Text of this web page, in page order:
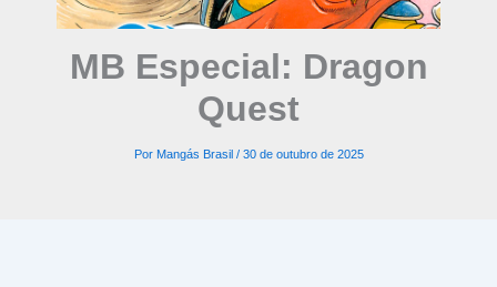
MB Especial: Dragon
Quest
Por Mangás Brasil / 30 de outubro de 2025